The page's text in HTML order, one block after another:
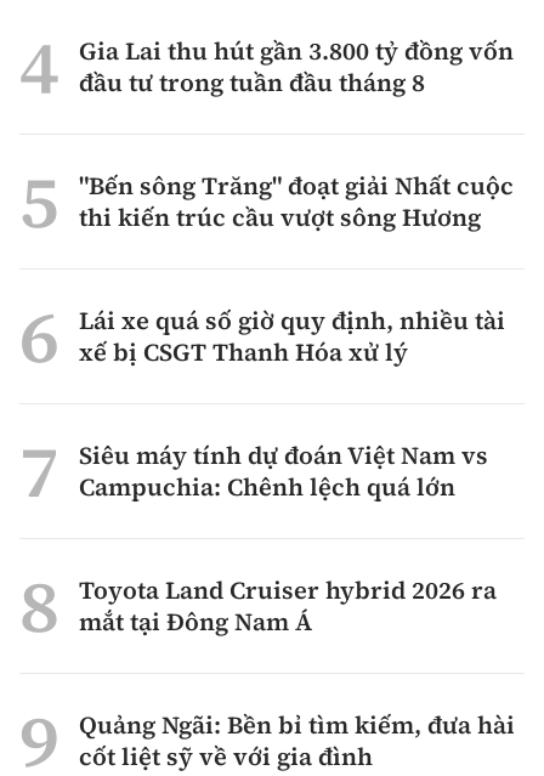
Gia Lai thu hút gần 3.800 tỷ đồng vốn
đầu tư trong tuần đầu tháng 8
"Bến sông Trăng" đoạt giải Nhất cuộc
thi kiến trúc cầu vượt sông Hương
Lái xe quá số giờ quy định, nhiều tài
xế bị CSGT Thanh Hóa xử lý
Siêu máy tính dự đoán Việt Nam vs
Campuchia: Chênh lệch quá lớn
Toyota Land Cruiser hybrid 2026 ra
mắt tại Đông Nam Á
Quảng Ngãi: Bền bỉ tìm kiếm, đưa hài
cốt liệt sỹ về với gia đình